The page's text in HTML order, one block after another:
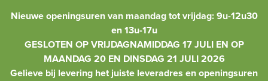
Nieuwe openingsuren van maandag tot vrijdag: 9u-12u30
en 13u-17u
GESLOTEN OP VRIJDAGNAMIDDAG 17 JULI EN OP
MAANDAG 20 EN DINSDAG 21 JULI 2026
Gelieve bij levering het juiste leveradres en openingsuren